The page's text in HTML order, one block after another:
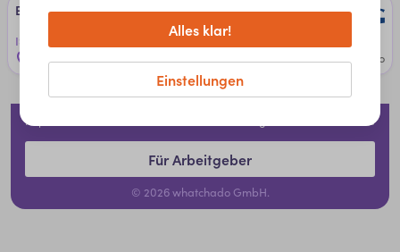
Ein­käu­fer ­für Bau­stof­fe & In­ves­ti­ti­ons­gü­ter (w/m/x)
ISG Personalmanagement GmbH
4 months ago
Impressum Cookies
Für Arbeitgeber
© 2026 whatchado GmbH.
Einstellungen
Alles klar!